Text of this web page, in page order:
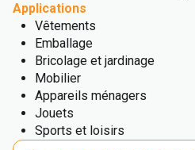
Applications
Vêtements
Emballage
Bricolage et jardinage
Mobilier
Appareils ménagers
Jouets
Sports et loisirs